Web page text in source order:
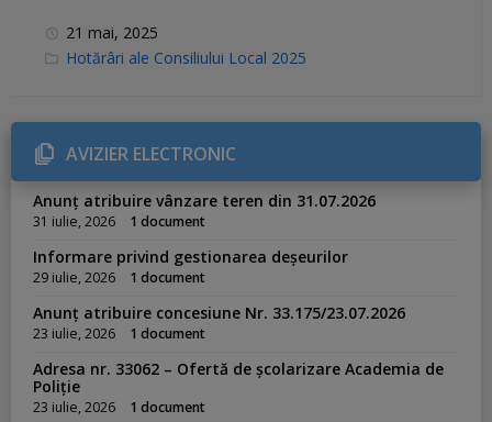
21 mai, 2025
C
r
i
e
s
Hotărâri ale Consiliului Local 2025
AVIZIER ELECTRONIC
Anunț atribuire vânzare teren din 31.07.2026
31 iulie, 2026 1 document
Informare privind gestionarea deșeurilor
29 iulie, 2026 1 document
Anunț atribuire concesiune Nr. 33.175/23.07.2026
23 iulie, 2026 1 document
Adresa nr. 33062 – Ofertă de școlarizare Academia de
Poliție
23 iulie, 2026 1 document